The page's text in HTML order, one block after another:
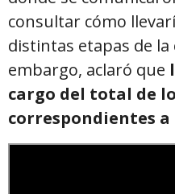
consultar cómo
distintas etapas de la
embargo, aclaró que
cargo del total de
correspondientes